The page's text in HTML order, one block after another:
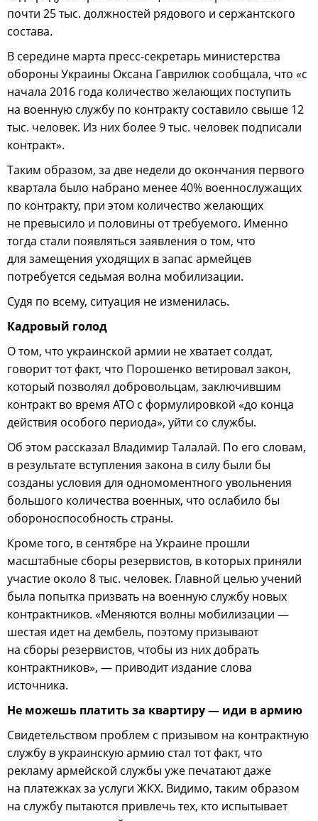
почти 25 тыс. должностей рядового и сержантского
состава.
В середине марта пресс-секретарь министерства
обороны Украины Оксана Гаврилюк сообщала, что «с
начала 2016 года количество желающих поступить
на военную службу по контракту составило свыше 12
тыс. человек. Из них более 9 тыс. человек подписали
контракт».
Таким образом, за две недели до окончания первого
квартала было набрано менее 40% военнослужащих
по контракту, при этом количество желающих
не превысило и половины от требуемого. Именно
тогда стали появляться заявления о том, что
для замещения уходящих в запас армейцев
потребуется седьмая волна мобилизации.
Судя по всему, ситуация не изменилась.
Кадровый голод
О том, что украинской армии не хватает солдат,
говорит тот факт, что Порошенко ветировал закон,
который позволял добровольцам, заключившим
контракт во время АТО с формулировкой «до конца
действия особого периода», уйти со службы.
Об этом рассказал Владимир Талалай. По его словам,
в результате вступления закона в силу были бы
созданы условия для одномоментного увольнения
большого количества военных, что ослабило бы
обороноспособность страны.
Кроме того, в сентябре на Украине прошли
масштабные сборы резервистов, в которых приняли
участие около 8 тыс. человек. Главной целью учений
была попытка призвать на военную службу новых
контрактников. «Меняются волны мобилизации —
шестая идет на дембель, поэтому призывают
на сборы резервистов, чтобы из них добрать
контрактников», — приводит издание слова
источника.
Не можешь платить за квартиру — иди в армию
Свидетельством проблем с призывом на контрактную
службу в украинскую армию стал тот факт, что
рекламу армейской службы уже печатают даже
на платежках за услуги ЖКХ. Видимо, таким образом
на службу пытаются привлечь тех, кто испытывает